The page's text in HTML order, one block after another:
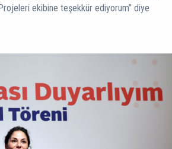
ekibine teşekkür ediyorum” diye